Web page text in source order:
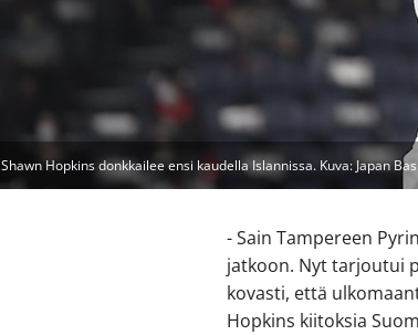
Shawn Hopkins donkkailee ensi kaudella Islannissa. Kuva: Japan
- Sain Tampereen
jatkoon. Nyt tarjoutui
kovasti, että
Hopkins kiitoksia